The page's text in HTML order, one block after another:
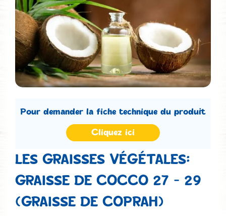
LES GRAISSES VÉGÉTALES:
GRAISSE DE COCCO 27 – 29
(GRAISSE DE COPRAH)
Pour demander la fiche technique du produit
Cliquez ici